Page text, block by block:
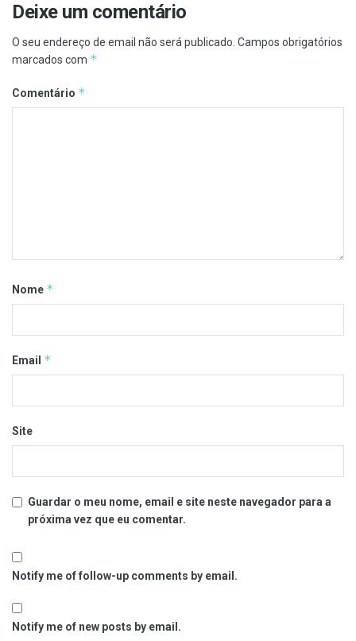
Deixe um comentário
O seu endereço de email não será publicado. Campos obrigatórios
marcados com *
Comentário *
Nome *
Email *
Site
Guardar o meu nome, email e site neste navegador para a
próxima vez que eu comentar.
Notify me of follow-up comments by email.
Notify me of new posts by email.